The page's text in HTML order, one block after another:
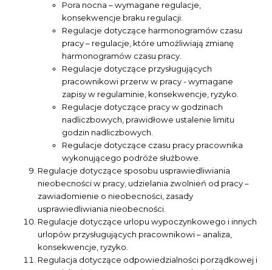
Pora nocna – wymagane regulacje,
konsekwencje braku regulacji.
Regulacje dotyczące harmonogramów czasu
pracy – regulacje, które umożliwiają zmianę
harmonogramów czasu pracy.
Regulacje dotyczące przysługujących
pracownikowi przerw w pracy - wymagane
zapisy w regulaminie, konsekwencje, ryzyko.
Regulacje dotyczące pracy w godzinach
nadliczbowych, prawidłowe ustalenie limitu
godzin nadliczbowych.
Regulacje dotyczące czasu pracy pracownika
wykonującego podróże służbowe.
Regulacje dotyczące sposobu usprawiedliwiania
nieobecności w pracy, udzielania zwolnień od pracy –
zawiadomienie o nieobecności, zasady
usprawiedliwiania nieobecności.
Regulacje dotyczące urlopu wypoczynkowego i innych
urlopów przysługujących pracownikowi – analiza,
konsekwencje, ryzyko.
Regulacja dotyczące odpowiedzialności porządkowej i